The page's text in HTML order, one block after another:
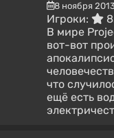
8 ноября
Игроки:
В мире
вот-вот
что
ещё есть